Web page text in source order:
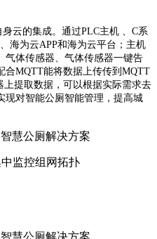
云的集成。通过PLC主机 、C系
海为云APP和海为云平台；主机
气体传感器、气体传感器一键告
合MQTT能将数据上传传到MQTT
提取数据，可以根据实际需求去
现对智能公厕智能管理，提高城
监控组网拓扑